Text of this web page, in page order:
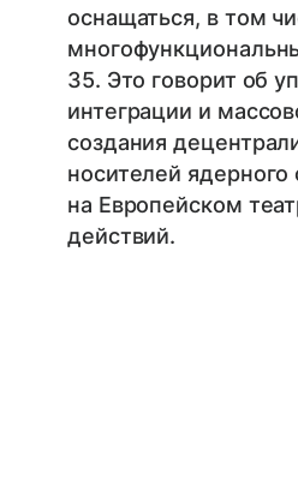
оснащаться, в том
35. Это говорит об
интеграции и
создания
носителей
на Европейском
действий.